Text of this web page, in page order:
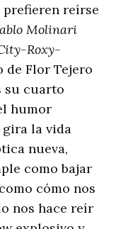
prefieren reírse
Molinari
Roxy-
de Flor Tejero
su cuarto
humor
la vida
nueva,
como bajar
cómo nos
nos hace reír